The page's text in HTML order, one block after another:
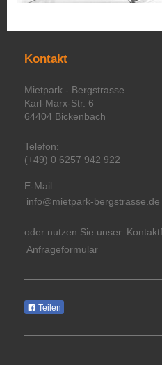
Kontakt
Mietpark - Bergstrasse
Karl-Marx-Str. 6
64404 Bickenbach
Telefon:
(+49) 0 6257 942 922
E-Mail:
info@mietpark-bergstrasse.de
oder nutzen Sie unser
Anfrageformular
Teilen